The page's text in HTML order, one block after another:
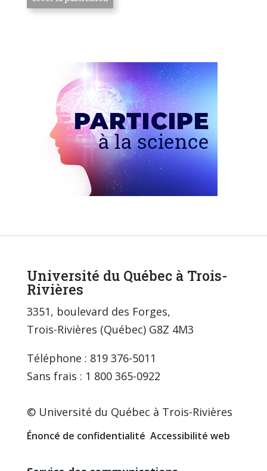
Université du Québec à Trois-
Rivières
3351, boulevard des Forges,
Trois-Rivières (Québec) G8Z 4M3
Téléphone : 819 376-5011
Sans frais : 1 800 365-0922
© Université du Québec à Trois-Rivières
Énoncé de confidentialité Accessibilité web